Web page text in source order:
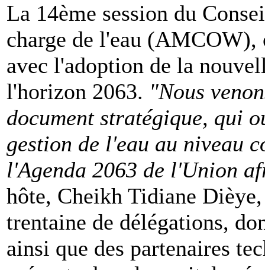
La 14ème session du
charge de l'eau (AMCOW),
avec l'adoption de la
l'horizon 2063. "Nous
document stratégique, qui
gestion de l'eau au niveau
l'Agenda 2063 de l'Union
hôte, Cheikh Tidiane
trentaine de délégations,
ainsi que des partenaires